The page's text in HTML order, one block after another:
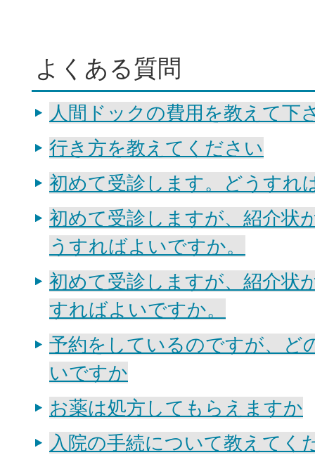
よくある質問
人間ドックの費用を教えて下
行き方を教えてください
初めて受診します。どうすれ
初めて受診しますが、紹介状
うすればよいですか。
初めて受診しますが、紹介状
すればよいですか。
予約をしているのですが、ど
いですか
お薬は処方してもらえますか
入院の手続について教えてく